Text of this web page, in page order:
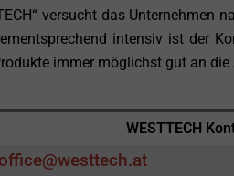
versucht das Unternehmen
intensiv ist der
immer möglichst gut an
WESTTECH
office@westtech.at